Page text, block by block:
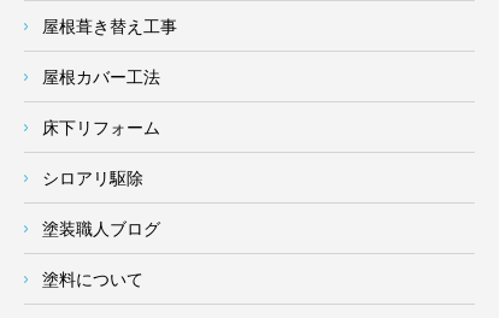
屋根葺き替え工事
屋根カバー工法
床下リフォーム
シロアリ駆除
塗装職人ブログ
塗料について